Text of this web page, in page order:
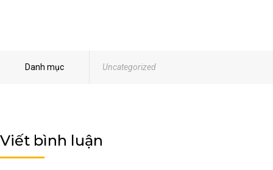
Danh mục Uncategorized
Viết bình luận